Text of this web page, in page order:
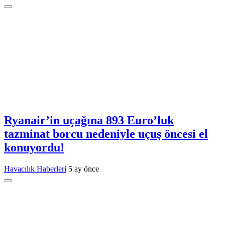
Ryanair’in uçağına 893 Euro’luk
tazminat borcu nedeniyle uçuş öncesi el
konuyordu!
Havacılık Haberleri 5 ay önce